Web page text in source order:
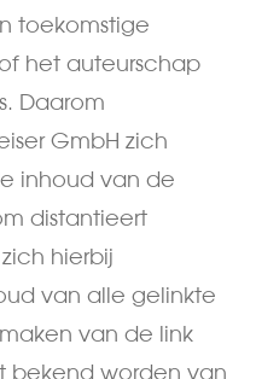
toekomstige
het auteurschap
Daarom
GmbH zich
inhoud van de
distantieert
hierbij
van alle gelinkte
van de link
bekend worden van